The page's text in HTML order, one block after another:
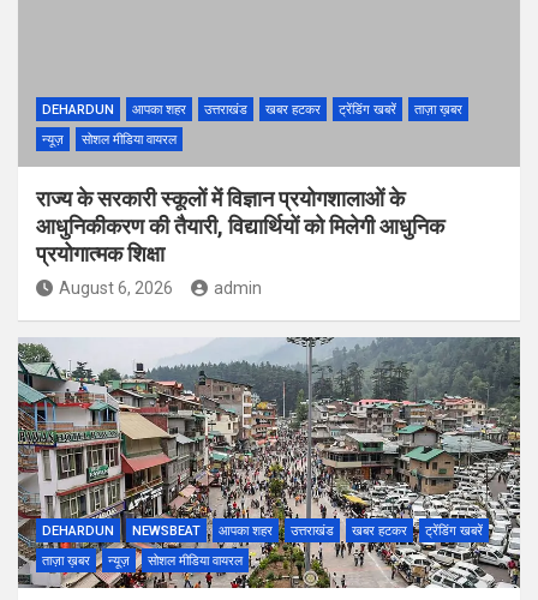
DEHARDUN आपका शहर उत्तराखंड खबर हटकर ट्रेंडिंग खबरें
ताज़ा ख़बर
न्यूज़
सोशल मीडिया वायरल
राज्य के सरकारी स्कूलों में विज्ञान प्रयोगशालाओं के
आधुनिकीकरण की तैयारी, विद्यार्थियों को मिलेगी आधुनिक
प्रयोगात्मक शिक्षा
August 6, 2026 admin
DEHARDUN NEWSBEAT आपका शहर उत्तराखंड खबर हटकर
ट्रेंडिंग खबरें
ताज़ा ख़बर
न्यूज़ सोशल मीडिया वायरल